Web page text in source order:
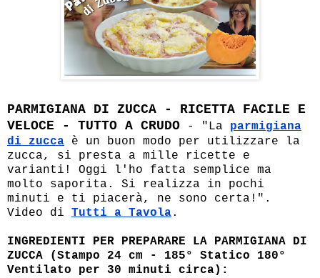
PARMIGIANA DI ZUCCA - RICETTA FACILE E
VELOCE - TUTTO A CRUDO - "La parmigiana
di zucca è un buon modo per utilizzare la
zucca, si presta a mille ricette e
varianti! Oggi l'ho fatta semplice ma
molto saporita. Si realizza in pochi
minuti e ti piacerà, ne sono certa!".
Video di Tutti a Tavola.
INGREDIENTI PER PREPARARE LA PARMIGIANA DI
ZUCCA (Stampo 24 cm - 185° Statico 180°
Ventilato per 30 minuti circa):